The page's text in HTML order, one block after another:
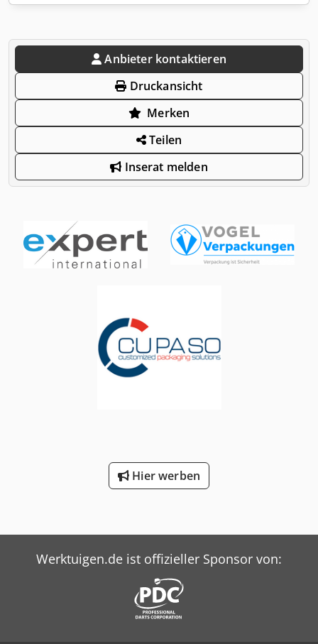
Anbieter kontaktieren
Druckansicht
Merken
Teilen
Inserat melden
Hier werben
Werktuigen.de ist offizieller Sponsor von: